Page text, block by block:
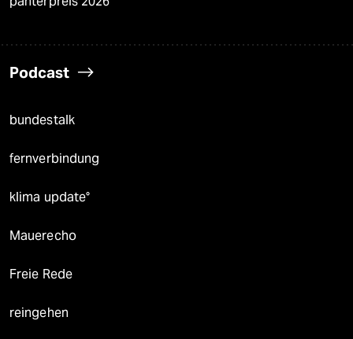
Podcast
bundestalk
fernverbindung
klima update°
Mauerecho
Freie Rede
reingehen